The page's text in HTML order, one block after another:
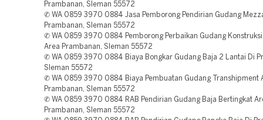
Prambanan, Sleman 55572
✆ WA 0859 3970 0884 Jasa Pemborong Pendirian Gudang
Prambanan, Sleman 55572
✆ WA 0859 3970 0884 Pemborong Perbaikan Gudang Konstruksi
Area Prambanan, Sleman 55572
✆ WA 0859 3970 0884 Biaya Bongkar Gudang Baja 2 Lantai Di
Sleman 55572
✆ WA 0859 3970 0884 Biaya Pembuatan Gudang Transhipment
Prambanan, Sleman 55572
✆ WA 0859 3970 0884 RAB Pendirian Gudang Baja Bertingkat
Prambanan, Sleman 55572